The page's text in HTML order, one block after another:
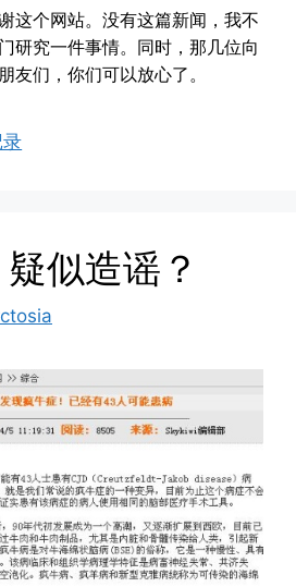
这个网站。没有这篇新闻，我不
研究一件事情。同时，那几位向
友们，你们可以放心了。
似造谣？